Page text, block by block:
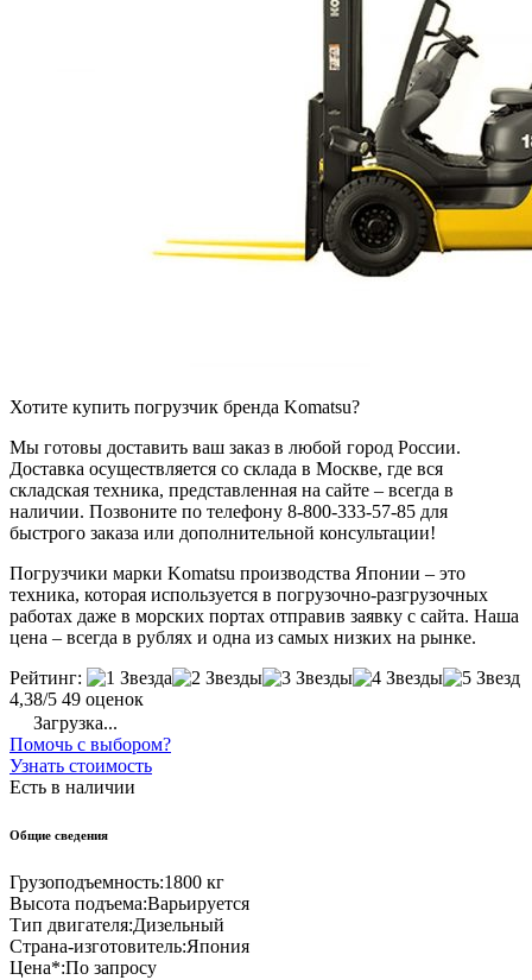
Хотите купить погрузчик бренда Komatsu?
Мы готовы доставить ваш заказ в любой город России.
Доставка осуществляется со склада в Москве, где вся
складская техника, представленная на сайте – всегда в
наличии. Позвоните по телефону 8-800-333-57-85 для
быстрого заказа или дополнительной консультации!
Погрузчики марки Komatsu производства Японии – это
техника, которая используется в погрузочно-разгрузочных
работах даже в морских портах отправив заявку с сайта. Наша
цена – всегда в рублях и одна из самых низких на рынке.
Рейтинг:
4,38/5 49 оценок
Загрузка...
Помочь с выбором?
Узнать стоимость
Есть в наличии
Общие сведения
Грузоподъемность:1800 кг
Высота подъема:Варьируется
Тип двигателя:Дизельный
Страна-изготовитель:Япония
Цена*:По запросу